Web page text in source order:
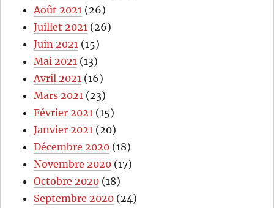
Août 2021 (26)
Juillet 2021 (26)
Juin 2021 (15)
Mai 2021 (13)
Avril 2021 (16)
Mars 2021 (23)
Février 2021 (15)
Janvier 2021 (20)
Décembre 2020 (18)
Novembre 2020 (17)
Octobre 2020 (18)
Septembre 2020 (24)